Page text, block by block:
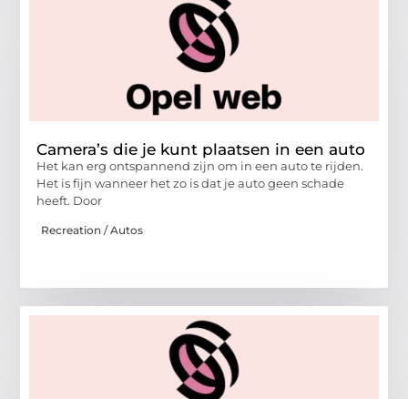
Camera’s die je kunt plaatsen in een auto
Het kan erg ontspannend zijn om in een auto te rijden.
Het is fijn wanneer het zo is dat je auto geen schade
heeft. Door
Recreation / Autos